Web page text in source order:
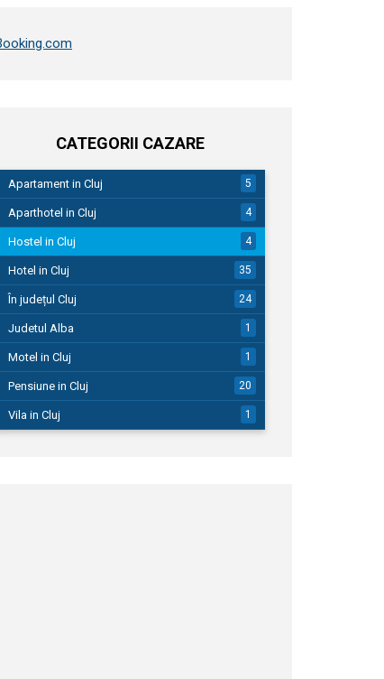
CATEGORII CAZARE
Apartament in Cluj 5
Aparthotel in Cluj 4
Hostel in Cluj 4
Hotel in Cluj 35
În județul Cluj 24
Judetul Alba 1
Motel in Cluj 1
Pensiune in Cluj 20
Vila in Cluj 1